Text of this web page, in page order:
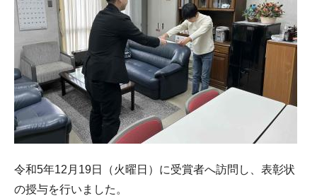
令和5年12月19日（火曜日）に受賞者へ訪問し、表彰状
の授与を行いました。